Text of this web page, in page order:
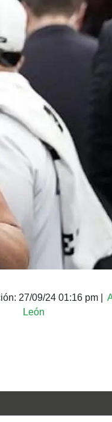
27/09/24 01:16 pm
León